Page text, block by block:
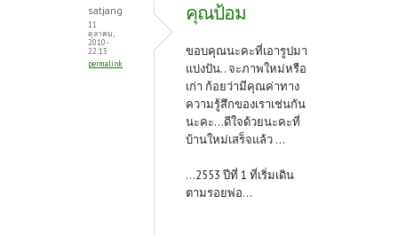
satjang
11
ตุลาคม,
2010 -
22:13
permalink
คุณป้อม
ขอบคุณนะคะที่เอารูปมา
แบ่งปัน.. จะภาพใหม่หรือ
เก่า ก้อยว่ามีคุณค่าทาง
ความรู้สึกของเราเช่นกัน
นะคะ...ดีใจด้วยนะคะที่
บ้านใหม่เสร็จแล้ว ...
...2553 ปีที่ 1 ที่เริ่มเดิน
ตามรอยพ่อ...